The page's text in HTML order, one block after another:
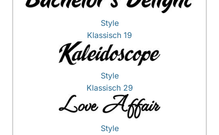
Style
Klassisch 19
Style
Klassisch 29
Style